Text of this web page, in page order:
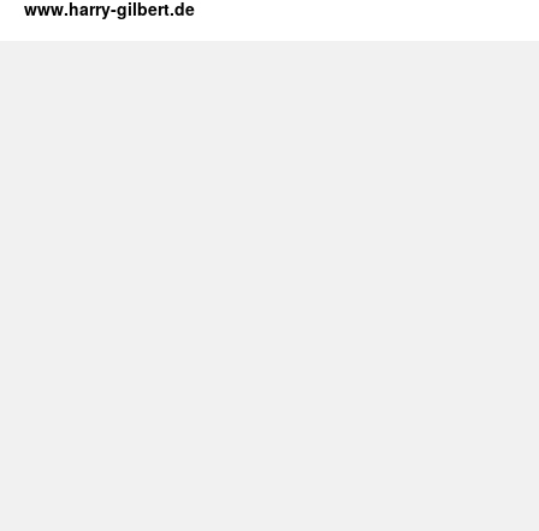
www.harry-gilbert.de